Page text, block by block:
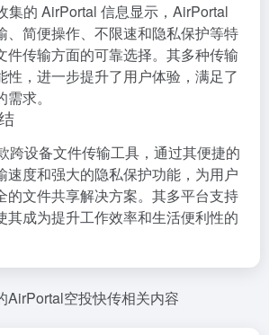
集的 AirPortal 信息显示，AirPortal
、简便操作、不限速和隐私保护等特
件传输方面的可靠选择。其多种传输
性，进一步提升了用户体验，满足了
求。
跨设备文件传输工具，通过其便捷的
速度和强大的隐私保护功能，为用户
的文件共享解决方案。其多平台支持
其成为提升工作效率和生活便利性的
AirPortal空投快传相关内容